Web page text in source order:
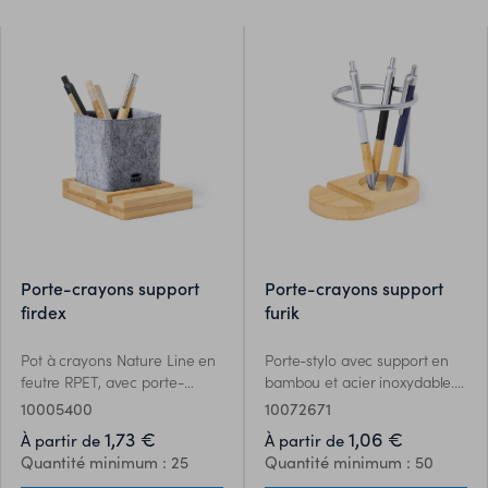
à la croissance rapide, offrant
une excellente alternative à
lutilisation de bois traditionnel.
dinstructions disponible en
espagnol et en
anglais.Fabriqué avec des
éléments végétaux pour
favoriser lutilisation de
matières premières naturelles
et réduire les émissions
polluantes.
porte-crayons support
firdex
Pot à crayons Nature Line en
feutre RPET, avec porte-
smartphone en bambou. Avec
présenté dans une boîte
design kraft individuelle.Le
10005400
À partir de 1,73 €
Quantité minimum : 25
porte-crayons support
furik
Porte-stylo avec support en
bambou et acier inoxydable.
Design minimaliste, avec base
métal. Présenté dans une
boîte design kraft.Les
10072671
À partir de 1,06 €
Quantité minimum : 50